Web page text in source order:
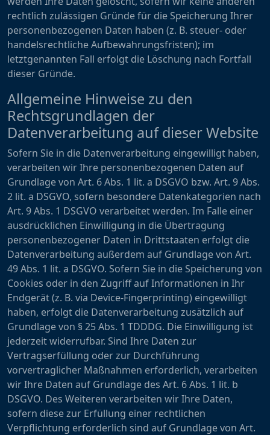
rechtlich zulässigen Gründe für die Speicherung Ihrer
personenbezogenen Daten haben (z. B. steuer- oder
handelsrechtliche Aufbewahrungsfristen); im
letztgenannten Fall erfolgt die Löschung nach Fortfall
dieser Gründe.
Allgemeine Hinweise zu den
Rechtsgrundlagen der
Datenverarbeitung auf dieser Website
Sofern Sie in die Datenverarbeitung eingewilligt haben,
verarbeiten wir Ihre personenbezogenen Daten auf
Grundlage von Art. 6 Abs. 1 lit. a DSGVO bzw. Art. 9 Abs.
2 lit. a DSGVO, sofern besondere Datenkategorien nach
Art. 9 Abs. 1 DSGVO verarbeitet werden. Im Falle einer
ausdrücklichen Einwilligung in die Übertragung
personenbezogener Daten in Drittstaaten erfolgt die
Datenverarbeitung außerdem auf Grundlage von Art.
49 Abs. 1 lit. a DSGVO. Sofern Sie in die Speicherung von
Cookies oder in den Zugriff auf Informationen in Ihr
Endgerät (z. B. via Device-Fingerprinting) eingewilligt
haben, erfolgt die Datenverarbeitung zusätzlich auf
Grundlage von § 25 Abs. 1 TDDDG. Die Einwilligung ist
jederzeit widerrufbar. Sind Ihre Daten zur
Vertragserfüllung oder zur Durchführung
vorvertraglicher Maßnahmen erforderlich, verarbeiten
wir Ihre Daten auf Grundlage des Art. 6 Abs. 1 lit. b
DSGVO. Des Weiteren verarbeiten wir Ihre Daten,
sofern diese zur Erfüllung einer rechtlichen
Verpflichtung erforderlich sind auf Grundlage von Art.